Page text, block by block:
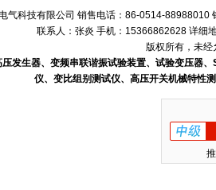
气科技有限公司 销售电话：86-0514-88988010
联系人：张炎 手机：15366862628 详细
版权所有，未
发生器、变频串联谐振试验装置、试验变压器
仪、变比组别测试仪、高压开关机械特性